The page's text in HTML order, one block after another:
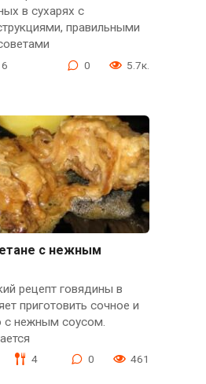
в сухарях с
правильными
6 0 5.7к.
с нежным
рецепт говядины в
приготовить сочное и
с нежным соусом.
4 0 461